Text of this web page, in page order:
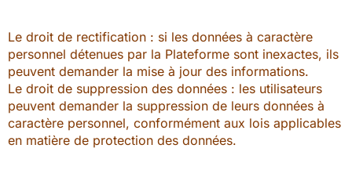
Le droit de rectification : si les données à caractère
personnel détenues par la Plateforme sont inexactes, ils
peuvent demander la mise à jour des informations.
Le droit de suppression des données : les utilisateurs
peuvent demander la suppression de leurs données à
caractère personnel, conformément aux lois applicables
en matière de protection des données.